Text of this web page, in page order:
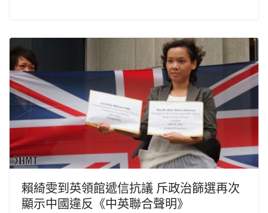
賴綺雯到英領館遞信抗議 斥政治篩選再次
顯示中國違反《中英聯合聲明》